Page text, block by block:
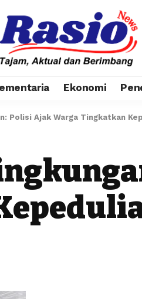
Ekonomi
Polisi Ajak Warga Tingkatkan